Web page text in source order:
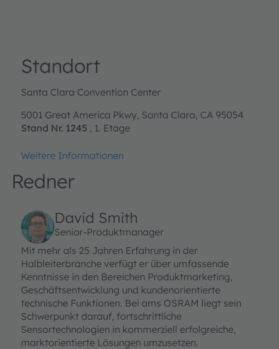
Standort
Santa Clara Convention Center
5001 Great America Pkwy, Santa Clara, CA 95054
Stand Nr. 1245 , 1. Etage
Weitere Informationen
Redner
David Smith
Senior-Produktmanager
Mit mehr als 25 Jahren Erfahrung in der
Halbleiterbranche verfügt er über umfassende
Kenntnisse in den Bereichen Produktmarketing,
Geschäftsentwicklung und kundenorientierte
technische Funktionen. Bei ams OSRAM liegt sein
Schwerpunkt darauf, fortschrittliche
Sensortechnologien in kommerziell erfolgreiche,
marktorientierte Lösungen umzusetzen.